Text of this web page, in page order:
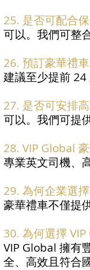
25. 是否可配合
可以。我們可整
26. 預訂豪華禮
建議至少提前
27. 是否可安排
可以。我們可提
28. VIP Global
專業英文司機、
29. 為何企業選
豪華禮車不僅提
30. 為何選擇
VIP Global 擁有
全、高效且符合